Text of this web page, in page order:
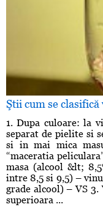
Ştii cum se
1. Dupa culoare: la
separat de pielite si
si in mai mica
“maceratia
masa (alcool &lt;
intre 8,5 si 9,5) –
grade alcool) – VS
superioara ...